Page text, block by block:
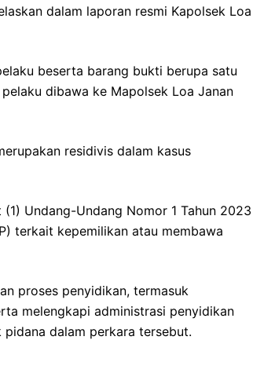
dalam laporan resmi Kapolsek Loa
beserta barang bukti berupa satu
dibawa ke Mapolsek Loa Janan
residivis dalam kasus
Undang-Undang Nomor 1 Tahun 2023
terkait kepemilikan atau membawa
proses penyidikan, termasuk
melengkapi administrasi penyidikan
dalam perkara tersebut.